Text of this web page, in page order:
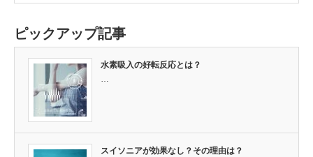
ピックアップ記事
水素吸入の好転反応とは？
…
スイソニアが効果なし？その理由は？